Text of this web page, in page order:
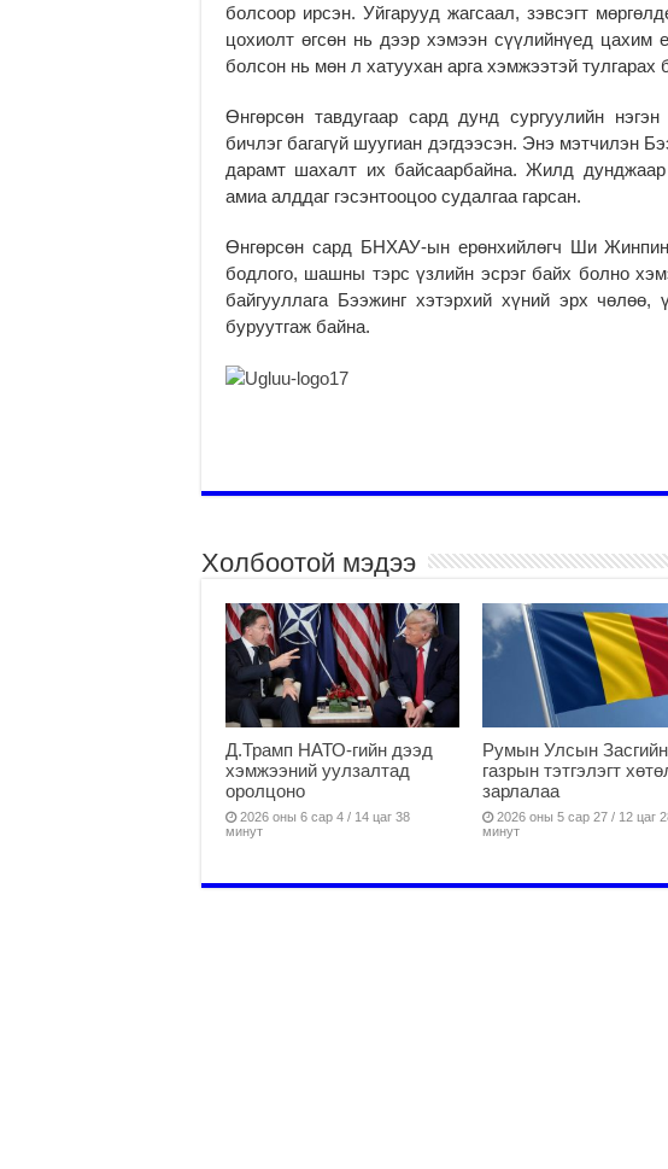
болсоор ирсэн. Уйгарууд жагсаал, зэвсэгт
цохиолт өгсөн нь дээр хэмээн сүүлийнүед цахим
болсон нь мөн л хатуухан арга хэмжээтэй тулгарах
Өнгөрсөн тавдугаар сард дунд сургуулийн
бичлэг багагүй шуугиан дэгдээсэн. Энэ мэтчилэн
дарамт шахалт их байсаарбайна. Жилд
амиа алддаг гэсэнтооцоо судалгаа гарсан.
Өнгөрсөн сард БНХАУ-ын ерөнхийлөгч Ши Жинпин
бодлого, шашны тэрс үзлийн эсрэг байх болно
байгууллага Бээжинг хэтэрхий хүний эрх
буруутгаж байна.
Холбоотой мэдээ
Д.Трамп НАТО-гийн дээд
хэмжээний уулзалтад
оролцоно
2026 оны 6 сар 4 / 14 цаг 38
минут
Румын Улсын Засгийн
газрын тэтгэлэгт
зарлалаа
2026 оны 5 сар 27 / 12 цаг
минут